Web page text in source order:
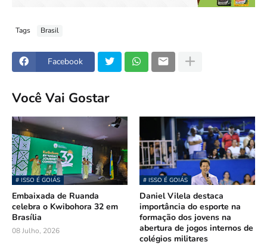
Tags Brasil
Facebook
Você Vai Gostar
# ISSO É GOIÁS
Embaixada de Ruanda
celebra o Kwibohora 32 em
Brasília
08 Julho, 2026
# ISSO É GOIÁS
Daniel Vilela destaca
importância do esporte na
formação dos jovens na
abertura de jogos internos de
colégios militares